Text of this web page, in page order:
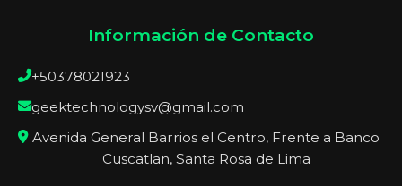
Información de Contacto
+50378021923
geektechnologysv@gmail.com
Avenida General Barrios el Centro, Frente a Banco
Cuscatlan, Santa Rosa de Lima